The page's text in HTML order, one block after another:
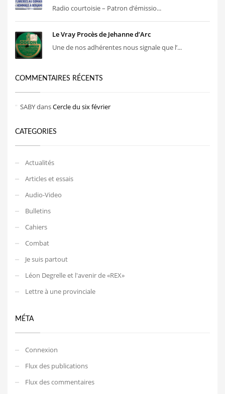
Radio courtoisie – Patron d’émissio...
Le Vray Procès de Jehanne d’Arc
Une de nos adhérentes nous signale que l’...
COMMENTAIRES RÉCENTS
SABYdansCercle du six février
CATEGORIES
Actualités
Articles et essais
Audio-Video
Bulletins
Cahiers
Combat
Je suis partout
Léon Degrelle et l'avenir de «REX»
Lettre à une provinciale
MÉTA
Connexion
Flux des publications
Flux des commentaires